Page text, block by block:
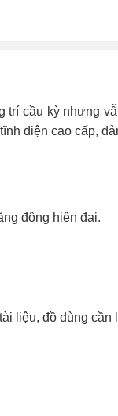
trí cầu kỳ nhưng
điện cao cấp,
động hiện đại.
liệu, đồ dùng cần